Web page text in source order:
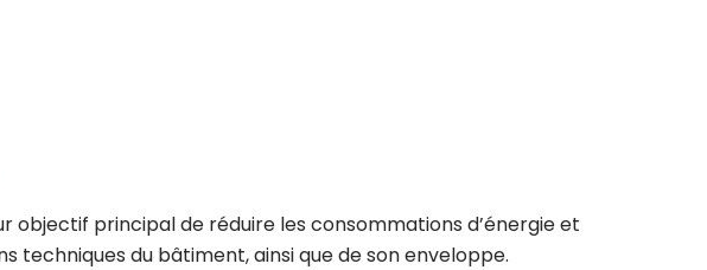
objectif principal de réduire les consommations d’énergie et
techniques du bâtiment, ainsi que de son enveloppe.